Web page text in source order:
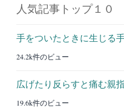
人気記事トップ１０
手をついたときに生じる
24.2k件のビュー
広げたり反らすと痛む親指
19.6k件のビュー